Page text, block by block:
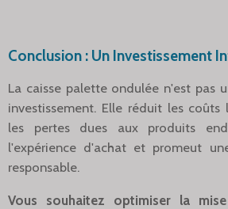
Conclusion : Un Investissement
La caisse palette ondulée n'est pas
investissement. Elle réduit les coûts
les pertes dues aux produits
l'expérience d'achat et promeut
responsable.
Vous souhaitez optimiser la